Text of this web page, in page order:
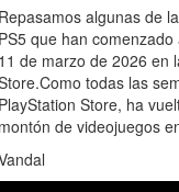
Repasamos algunas de
PS5 que han
11 de marzo de 2026 en
todas las
PlayStation Store, ha
montón de videojuegos